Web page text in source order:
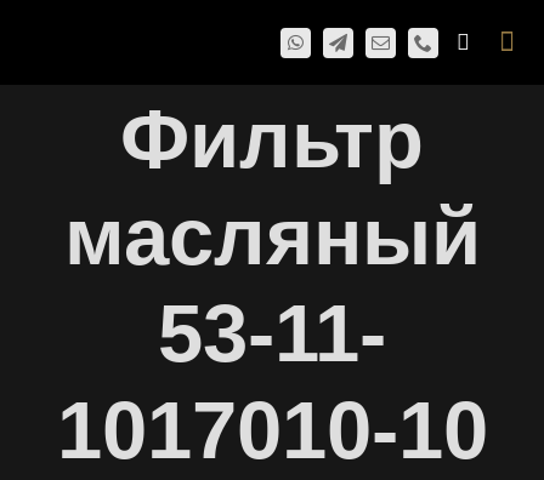
Фильтр
масляный
53-11-
1017010-10